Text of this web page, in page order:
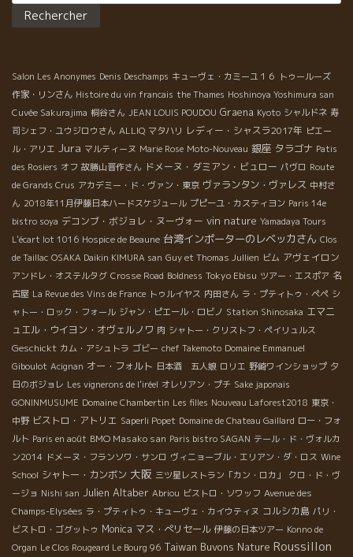
Salon Les Anonymes Denis Deschamps キューヴェ・カミーユ１６ トゥールーズ
作家・リンさん Histoire du vin francais the Thames Hoshinoya Yoshimura san
Cuvée Sakurajima 桐谷さん JEAN LOUIS POUDOU Graena Kyoto シャルドネ 寿
司シェフ・ユウジロウさん ALLIQ マタハリ レディー・シャスラ2017年 ピエー
ル・アリエ Jura マルティーヌ Marie Rose Moto-Nouveau 銀座 タラゴナ Patis
des Rosiers オフ 故勝山晋作さん ドメーヌ・ダミアン・ビュロー パヴロ Route
de Grands Crus アカデミー・ド・ヴァン・東京 ヴァランタン・ヴァレス 中村さ
ん 2018年11月伊藤日本ハードスケジュール プピーユ・カスティヨン Paris 14e
bistro soya デコンブ・ボジョレ・ヌーヴォー vin nature Yamadaya Tours
L'écart lot 1016 Hospice de Beaune 台湾インポーターのレベッカさん Clos
de Taillac OSAKA Daikin KIMURA san Guy et Thomas Jullien ビム アヴェイロン
アンドレ・オステルタグ Crosse Road Boldness Tokyo Ebisu ツアー・エスポア 名
古屋 La Revue des Vins de France トゥルイヤス 内田さん ラ・プティトゥ・ペペ シ
ャトー・ロック・フォール ジャン・ピエール・ロビノ Station Shinosaka エマニ
ュエル・ウイヨン・オヴェルノワ 肉 シャトー・クリストフ・ペイリュルス
Geschickt カム・アシュトラ ゴビー chef Takemoto Domaine Emmanuel
Giboulot Acignan オー・フォルト 日本酒 五人娘 ロリエ 野崎ワインショップ 夕
日のボジョレ Les vignerons de l'iréel オレリアン・プチ Sake japonais
GONINMUSUME Domaine Chambertin Les filles Nouveau Laforest2018 東京・
中野 ビストロ・アトリエ Saperli Popet Domaine de Chateau Gaillard ロー・フォ
ルト Paris en août BMO Masako san Paris bistro SAGAN テール・ド・ヴォルカ
ン2014 ドメーヌ・フランソワ・サンロ ヴィニョーブル・エリアン・ダ・ロス Wine
School シャトー・カンボン 大阪 三ツ星レストラン「カン・ロカ」
クロ・ド・ヴ
ージョ Nishi san Julien Altaber Abriou ビストロ・ソワッフ Avenue des
Champs-Elysées ラ・プティトゥ・キューヴェ・カイウティヌ コルシカ島 パリ・
ビストロ・ゴグットゥ Monica マス・ぺリセール 伊藤の日本ツアー Konno de
Organ Le Clos Rougeard Le Bourg 96 Taiwan Buvons Nature Roussillon